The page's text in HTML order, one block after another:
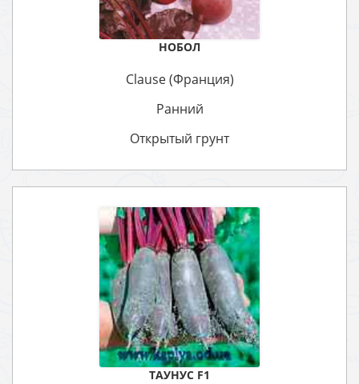
НОБОЛ
Clause (Франция)
Ранний
Открытый грунт
ТАУНУС F1